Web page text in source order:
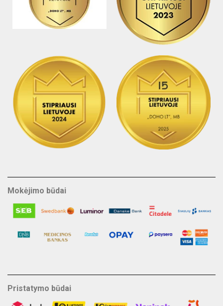
Mokėjimo būdai
Pristatymo būdai